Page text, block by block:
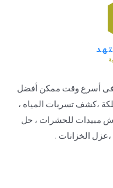
فى أسرع وقت ممكن أفضل
،كشف تسربات المياه ،
مبيدات للحشرات ، حل
،عزل الخزانات .